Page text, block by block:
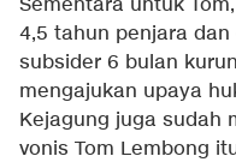
Sementara untuk
4,5 tahun penjara
subsider 6 bulan
mengajukan upaya
Kejagung juga sudah
vonis Tom Lembong